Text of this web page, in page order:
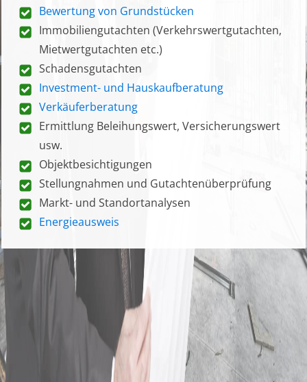
Bewertung von Grundstücken
Immobiliengutachten (Verkehrswertgutachten,
Mietwertgutachten etc.)
Schadensgutachten
Investment- und Hauskaufberatung
Verkäuferberatung
Ermittlung Beleihungswert, Versicherungswert
usw.
Objektbesichtigungen
Stellungnahmen und Gutachtenüberprüfung
Markt- und Standortanalysen
Energieausweis